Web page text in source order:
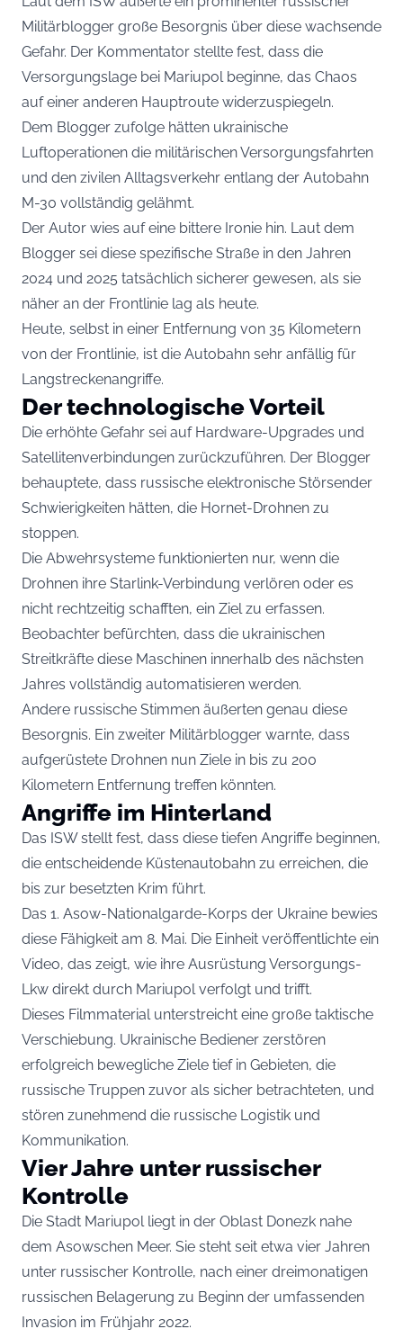
Militärblogger große Besorgnis über diese wachsende
Gefahr. Der Kommentator stellte fest, dass die
Versorgungslage bei Mariupol beginne, das Chaos
auf einer anderen Hauptroute widerzuspiegeln.
Dem Blogger zufolge hätten ukrainische
Luftoperationen die militärischen Versorgungsfahrten
und den zivilen Alltagsverkehr entlang der Autobahn
M-30 vollständig gelähmt.
Der Autor wies auf eine bittere Ironie hin. Laut dem
Blogger sei diese spezifische Straße in den Jahren
2024 und 2025 tatsächlich sicherer gewesen, als sie
näher an der Frontlinie lag als heute.
Heute, selbst in einer Entfernung von 35 Kilometern
von der Frontlinie, ist die Autobahn sehr anfällig für
Langstreckenangriffe.
Der technologische Vorteil
Die erhöhte Gefahr sei auf Hardware-Upgrades und
Satellitenverbindungen zurückzuführen. Der Blogger
behauptete, dass russische elektronische Störsender
Schwierigkeiten hätten, die Hornet-Drohnen zu
stoppen.
Die Abwehrsysteme funktionierten nur, wenn die
Drohnen ihre Starlink-Verbindung verlören oder es
nicht rechtzeitig schafften, ein Ziel zu erfassen.
Beobachter befürchten, dass die ukrainischen
Streitkräfte diese Maschinen innerhalb des nächsten
Jahres vollständig automatisieren werden.
Andere russische Stimmen äußerten genau diese
Besorgnis. Ein zweiter Militärblogger warnte, dass
aufgerüstete Drohnen nun Ziele in bis zu 200
Kilometern Entfernung treffen könnten.
Angriffe im Hinterland
Das ISW stellt fest, dass diese tiefen Angriffe beginnen,
die entscheidende Küstenautobahn zu erreichen, die
bis zur besetzten Krim führt.
Das 1. Asow-Nationalgarde-Korps der Ukraine bewies
diese Fähigkeit am 8. Mai. Die Einheit veröffentlichte ein
Video, das zeigt, wie ihre Ausrüstung Versorgungs-
Lkw direkt durch Mariupol verfolgt und trifft.
Dieses Filmmaterial unterstreicht eine große taktische
Verschiebung. Ukrainische Bediener zerstören
erfolgreich bewegliche Ziele tief in Gebieten, die
russische Truppen zuvor als sicher betrachteten, und
stören zunehmend die russische Logistik und
Kommunikation.
Vier Jahre unter russischer
Kontrolle
Die Stadt Mariupol liegt in der Oblast Donezk nahe
dem Asowschen Meer. Sie steht seit etwa vier Jahren
unter russischer Kontrolle, nach einer dreimonatigen
russischen Belagerung zu Beginn der umfassenden
Invasion im Frühjahr 2022.